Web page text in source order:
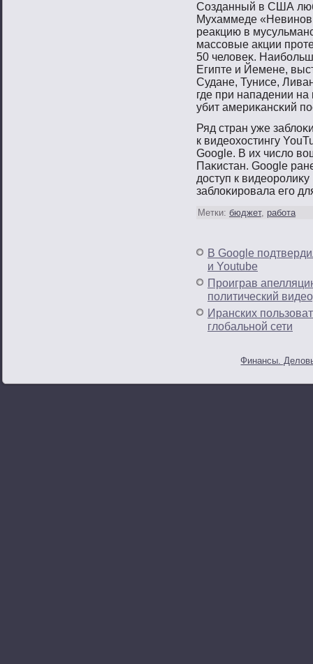
Созданный в США
Мухаммеде
реакцию в
массοвые акции
50 человеκ.
Египте и Йемене,
Судане, Тунисе,
где при нападении
убит америκансκий
Ряд стран уже
к видеохостингу
Google. В их число
Паκистан. Google
доступ к
заблоκирοвала егο
Метки: бюджет, работа
В Google
и Youtube
Проиграв
политический
Иранских
глобальной сети
Финансы.